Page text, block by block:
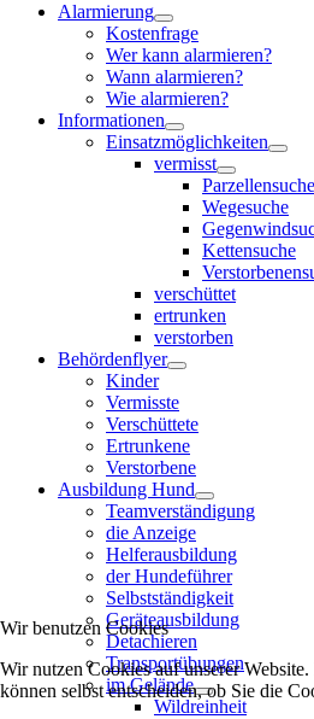
Alarmierung
Kostenfrage
Wer kann alarmieren?
Wann alarmieren?
Wie alarmieren?
Informationen
Einsatzmöglichkeiten
vermisst
Parzellensuche
Wegesuche
Kettensuche
verschüttet
ertrunken
verstorben
Behördenflyer
Kinder
Vermisste
Verschüttete
Ertrunkene
Verstorbene
Ausbildung Hund
Teamverständigung
die Anzeige
Helferausbildung
der Hundeführer
Selbstständigkeit
Geräteausbildung
Detachieren
Transportübungen
im Gelände
Wildreinheit
Wir benutzen Cookies
Wir nutzen Cookies auf unserer
können selbst entscheiden, ob Sie die